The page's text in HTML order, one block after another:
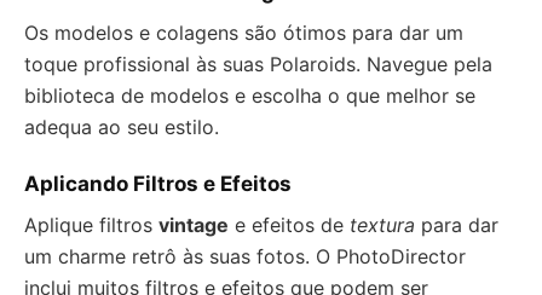
Os modelos e colagens são ótimos para dar um
toque profissional às suas Polaroids. Navegue pela
biblioteca de modelos e escolha o que melhor se
adequa ao seu estilo.
Aplicando Filtros e Efeitos
Aplique filtros vintage e efeitos de textura para dar
um charme retrô às suas fotos. O PhotoDirector
inclui muitos filtros e efeitos que podem ser